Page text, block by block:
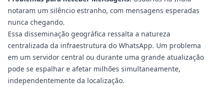
notaram um silêncio estranho, com mensagens esperadas
nunca chegando.
Essa disseminação geográfica ressalta a natureza
centralizada da infraestrutura do WhatsApp. Um problema
em um servidor central ou durante uma grande atualização
pode se espalhar e afetar milhões simultaneamente,
independentemente da localização.